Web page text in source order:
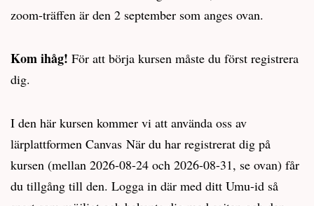
zoom-träffen är den 2 september som anges ovan.
Kom ihåg! För att börja kursen måste du först registrera
dig.
I den här kursen kommer vi att använda oss av
lärplattformen Canvas När du har registrerat dig på
kursen (mellan 2026-08-24 och 2026-08-31, se ovan) får
du tillgång till den. Logga in där med ditt Umu-id så